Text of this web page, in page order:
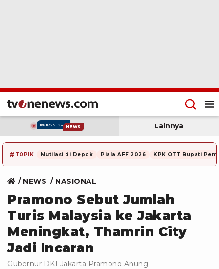
BREAKING NEWS Lainnya
# TOPIK Mutilasi di Depok Piala AFF 2026 KPK OTT Bupati
NEWS NASIONAL
Pramono Sebut Jumlah
Turis Malaysia ke Jakarta
Meningkat, Thamrin City
Jadi Incaran
Gubernur DKI Jakarta Pramono Anung